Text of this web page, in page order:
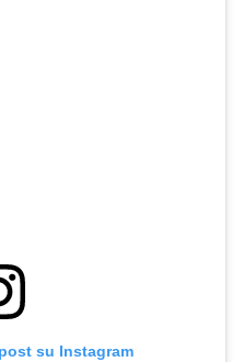
su Instagram